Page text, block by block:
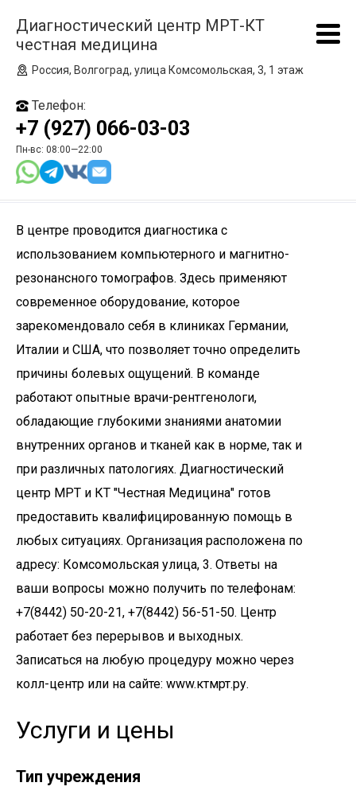
Диагностический центр МРТ-КТ
честная медицина
Россия, Волгоград, улица Комсомольская, 3, 1 этаж
Телефон:
+7 (927) 066-03-03
Пн-вс: 08:00—22:00
В центре проводится диагностика с
использованием компьютерного и магнитно-
резонансного томографов. Здесь применяют
современное оборудование, которое
зарекомендовало себя в клиниках Германии,
Италии и США, что позволяет точно определить
причины болевых ощущений. В команде
работают опытные врачи-рентгенологи,
обладающие глубокими знаниями анатомии
внутренних органов и тканей как в норме, так и
при различных патологиях. Диагностический
центр МРТ и КТ "Честная Медицина" готов
предоставить квалифицированную помощь в
любых ситуациях. Организация расположена по
адресу: Комсомольская улица, 3. Ответы на
ваши вопросы можно получить по телефонам:
+7(8442) 50-20-21, +7(8442) 56-51-50. Центр
работает без перерывов и выходных.
Записаться на любую процедуру можно через
колл-центр или на сайте: www.ктмрт.ру.
Услуги и цены
Тип учреждения